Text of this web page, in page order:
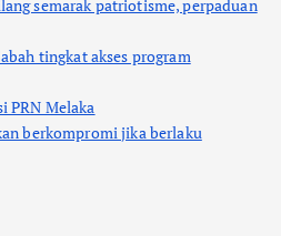
semarak patriotisme, perpaduan
tingkat akses program
PRN Melaka
berkompromi jika berlaku